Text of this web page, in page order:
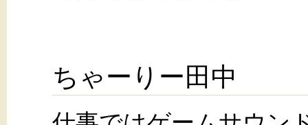
ちゃーりー田中